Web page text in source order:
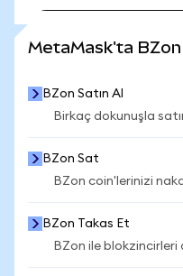
MetaMask'ta BZon
BZon Satın Al
Birkaç dokunuşla
BZon Sat
BZon coin'lerinizi
BZon Takas Et
BZon ile blokzincirleri